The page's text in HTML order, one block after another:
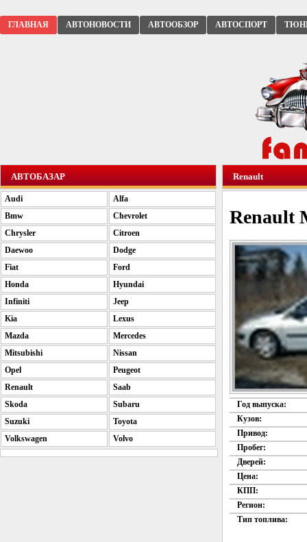
ГЛАВНАЯ АВТОНОВОСТИ АВТООБЗОР АВТОСПОРТ
Renault
Renault
Год выпуска:
Кузов:
Привод:
Пробег:
Дверей:
Цена:
КПП:
Регион:
Тип топлива:
АВТОБАЗАР
Audi
Alfa
Bmw
Chevrolet
Chrysler
Citroen
Daewoo
Dodge
Fiat
Ford
Honda
Hyundai
Infiniti
Jeep
Kia
Lexus
Mazda
Mercedes
Mitsubishi
Nissan
Opel
Peugeot
Renault
Saab
Skoda
Subaru
Suzuki
Toyota
Volkswagen
Volvo